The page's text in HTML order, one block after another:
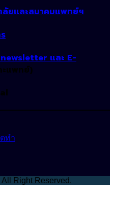
ลัยและสมาคมแพทย์ฯ
และ E-
ะแพทย์)
ทำ
Right Reserved.